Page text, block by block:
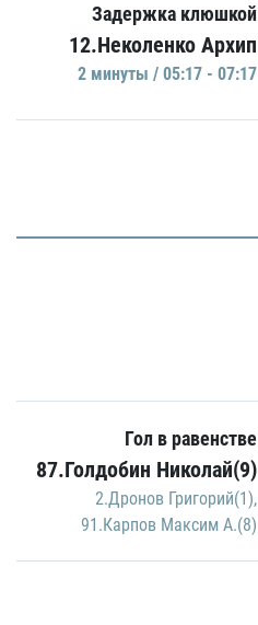
Задержка клюшкой
12.Неколенко Архип
2 минуты / 05:17 - 07:17
Гол в равенстве
87.Голдобин Николай(9)
2.Дронов Григорий(1),
91.Карпов Максим А.(8)